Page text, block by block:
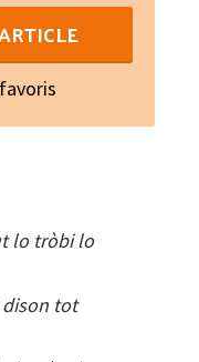
lo tròbi lo
tot